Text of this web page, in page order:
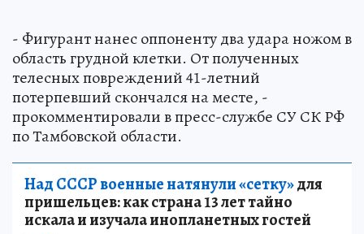
- Фигурант нанес оппоненту два удара ножом в
область грудной клетки. От полученных
телесных повреждений 41-летний
потерпевший скончался на месте, -
прокомментировали в пресс-службе СУ СК РФ
по Тамбовской области.
Над СССР военные натянули «сетку»для
пришельцев: как страна 13 лет тайно
искала и изучала инопланетных гостей